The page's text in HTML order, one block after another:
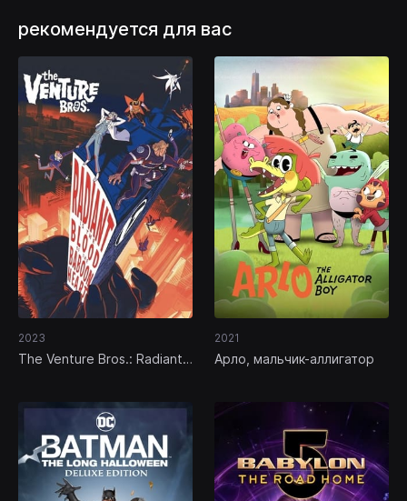
рекомендуется для вас
2023
The Venture Bros.: Radiant
2021
Арло, мальчик-аллигатор